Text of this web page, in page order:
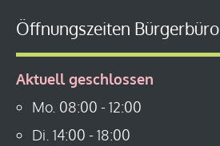
Öffnungszeiten Bürgerbüro
Aktuell geschlossen
Mo. 08:00 - 12:00
Di. 14:00 - 18:00